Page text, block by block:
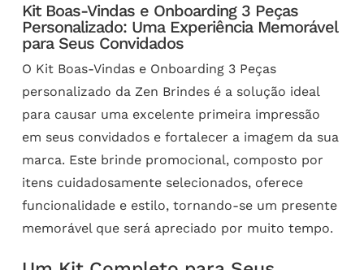
Kit Boas-Vindas e Onboarding 3 Peças
Personalizado: Uma Experiência Memorável
para Seus Convidados
O Kit Boas-Vindas e Onboarding 3 Peças
personalizado da Zen Brindes é a solução ideal
para causar uma excelente primeira impressão
em seus convidados e fortalecer a imagem da sua
marca. Este brinde promocional, composto por
itens cuidadosamente selecionados, oferece
funcionalidade e estilo, tornando-se um presente
memorável que será apreciado por muito tempo.